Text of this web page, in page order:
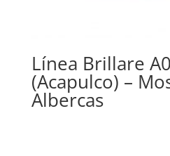
Línea Brillare
(Acapulco) –
Albercas